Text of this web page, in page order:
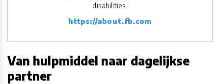
disabilities.
https://about.fb.com
Van hulpmiddel naar dagelijkse
partner